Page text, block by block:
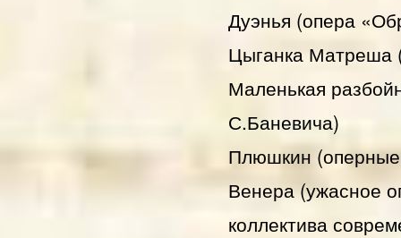
Дуэнья (опера
Цыганка Матреша
Маленькая
С.Баневича)
Плюшкин
Венера (ужасное
коллектива